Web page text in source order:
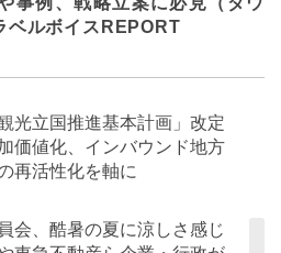
ルボイスREPORT
光立国推進基本計画」改定
価値化、インバウンド地方
再活性化を軸に
会、酷暑の夏に涼しさ感じ